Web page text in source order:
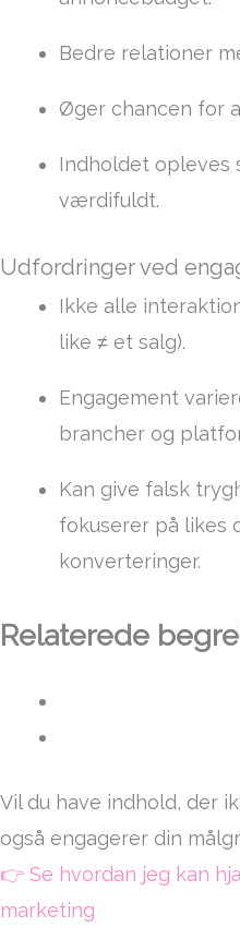
Bedre relationer
Øger chancen for
Indholdet opleves
værdifuldt.
Udfordringer ved
Ikke alle
like ≠ et salg).
Engagement
brancher og
Kan give falsk
fokuserer på likes
konverteringer.
Relaterede
Vil du have indhold, der
også engagerer din
👉 Se hvordan jeg kan
marketing